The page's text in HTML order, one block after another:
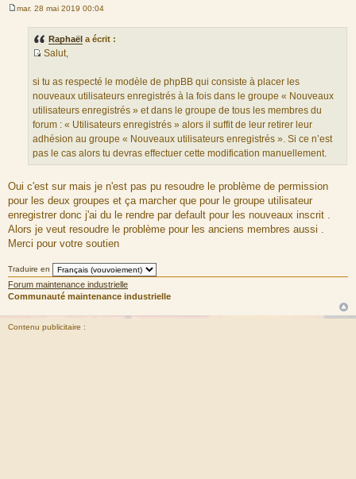
mar. 28 mai 2019 00:04
Raphaël a écrit :
o
u
r
c
e
d
u
e
s
s
a
g
Salut,
si tu as respecté le modèle de phpBB qui consiste à placer les
nouveaux utilisateurs enregistrés à la fois dans le groupe « Nouveaux
utilisateurs enregistrés » et dans le groupe de tous les membres du
forum : « Utilisateurs enregistrés » alors il suffit de leur retirer leur
adhésion au groupe « Nouveaux utilisateurs enregistrés ». Si ce n’est
pas le cas alors tu devras effectuer cette modification manuellement.
Oui c'est sur mais je n'est pas pu resoudre le problème de permission
pour les deux groupes et ça marcher que pour le groupe utilisateur
enregistrer donc j'ai du le rendre par default pour les nouveaux inscrit .
Alors je veut resoudre le problème pour les anciens membres aussi .
Merci pour votre soutien
Traduire en
Forum maintenance industrielle
Communauté maintenance industrielle
Contenu publicitaire :